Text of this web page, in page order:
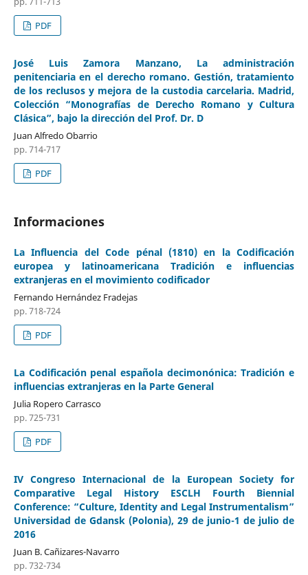
PDF
José Luis Zamora Manzano, La administración
penitenciaria en el derecho romano. Gestión, tratamiento
de los reclusos y mejora de la custodia carcelaria. Madrid,
Colección “Monografías de Derecho Romano y Cultura
Clásica”, bajo la dirección del Prof. Dr. D
Juan Alfredo Obarrio
pp. 714-717
PDF
Informaciones
La Influencia del Code pénal (1810) en la Codificación
europea y latinoamericana Tradición e influencias
extranjeras en el movimiento codificador
Fernando Hernández Fradejas
pp. 718-724
PDF
La Codificación penal española decimonónica: Tradición e
influencias extranjeras en la Parte General
Julia Ropero Carrasco
pp. 725-731
PDF
IV Congreso Internacional de la European Society for
Comparative Legal History ESCLH Fourth Biennial
Conference: “Culture, Identity and Legal Instrumentalism”
Universidad de Gdansk (Polonia), 29 de junio-1 de julio de
2016
Juan B. Cañizares-Navarro
pp. 732-734